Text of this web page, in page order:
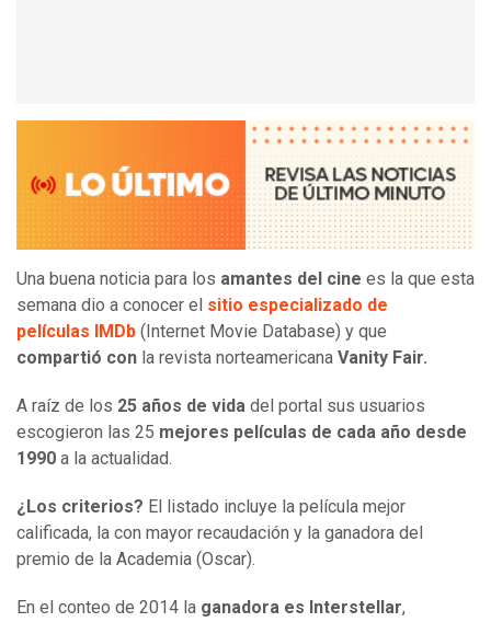
Una buena noticia para los amantes del cine es la que esta
semana dio a conocer el sitio especializado de
películas IMDb (Internet Movie Database) y que
compartió con la revista norteamericana Vanity Fair.
A raíz de los 25 años de vida del portal sus usuarios
escogieron las 25 mejores películas de cada año desde
1990 a la actualidad.
¿Los criterios? El listado incluye la película mejor
calificada, la con mayor recaudación y la ganadora del
premio de la Academia (Oscar).
En el conteo de 2014 la ganadora es Interstellar,